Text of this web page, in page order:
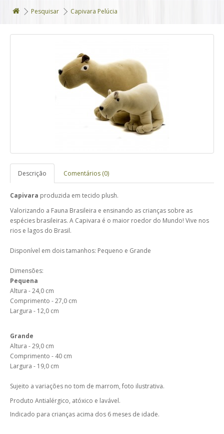
Pesquisar Capivara Pelúcia
Descrição Comentários (0)
Capivara produzida em tecido plush.
Valorizando a Fauna Brasileira e ensinando as crianças sobre as
espécies brasileiras. A Capivara é o maior roedor do Mundo! Vive nos
rios e lagos do Brasil.
Disponível em dois tamanhos: Pequeno e Grande
Dimensões:
Pequena
Altura - 24,0 cm
Comprimento - 27,0 cm
Largura - 12,0 cm
Grande
Altura - 29,0 cm
Comprimento - 40 cm
Largura - 19,0 cm
Sujeito a variações no tom de marrom, foto ilustrativa.
Produto Antialérgico, atóxico e lavável.
Indicado para crianças acima dos 6 meses de idade.